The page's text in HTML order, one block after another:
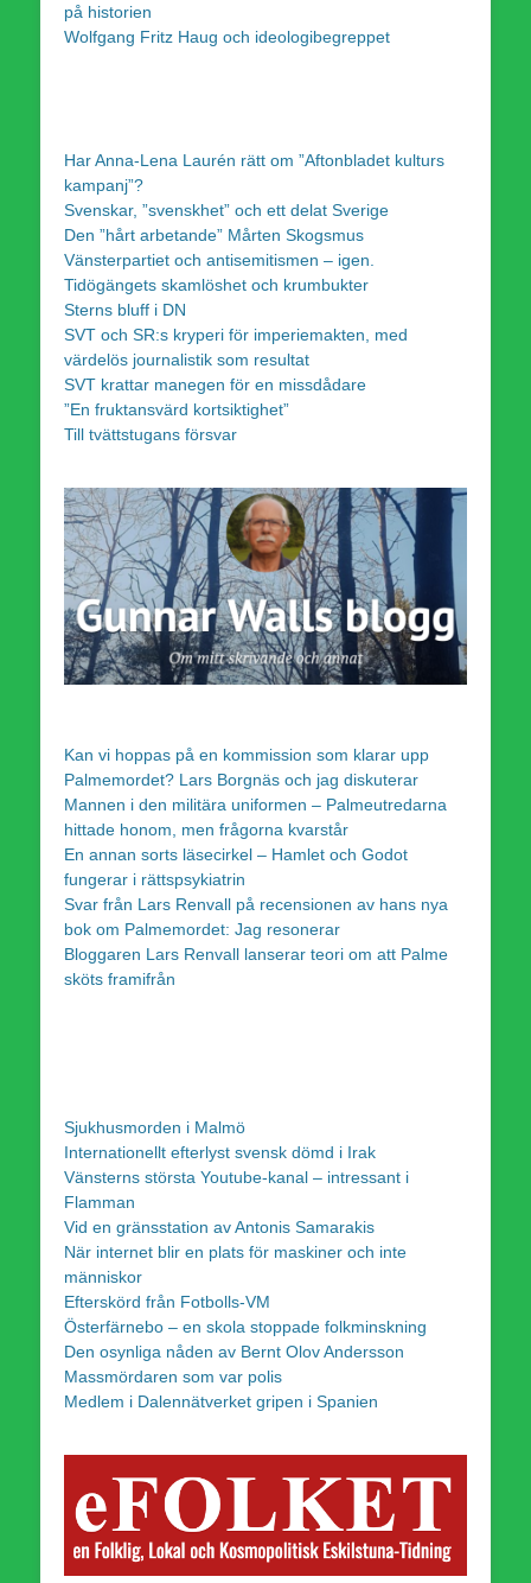
på historien
Wolfgang Fritz Haug och ideologibegreppet
Har Anna-Lena Laurén rätt om ”Aftonbladet kulturs
kampanj”?
Svenskar, ”svenskhet” och ett delat Sverige
Den ”hårt arbetande” Mårten Skogsmus
Vänsterpartiet och antisemitismen – igen.
Tidögängets skamlöshet och krumbukter
Sterns bluff i DN
SVT och SR:s kryperi för imperiemakten, med
värdelös journalistik som resultat
SVT krattar manegen för en missdådare
”En fruktansvärd kortsiktighet”
Till tvättstugans försvar
Kan vi hoppas på en kommission som klarar upp
Palmemordet? Lars Borgnäs och jag diskuterar
Mannen i den militära uniformen – Palmeutredarna
hittade honom, men frågorna kvarstår
En annan sorts läsecirkel – Hamlet och Godot
fungerar i rättspsykiatrin
Svar från Lars Renvall på recensionen av hans nya
bok om Palmemordet: Jag resonerar
Bloggaren Lars Renvall lanserar teori om att Palme
sköts framifrån
Sjukhusmorden i Malmö
Internationellt efterlyst svensk dömd i Irak
Vänsterns största Youtube-kanal – intressant i
Flamman
Vid en gränsstation av Antonis Samarakis
När internet blir en plats för maskiner och inte
människor
Efterskörd från Fotbolls-VM
Österfärnebo – en skola stoppade folkminskning
Den osynliga nåden av Bernt Olov Andersson
Massmördaren som var polis
Medlem i Dalennätverket gripen i Spanien